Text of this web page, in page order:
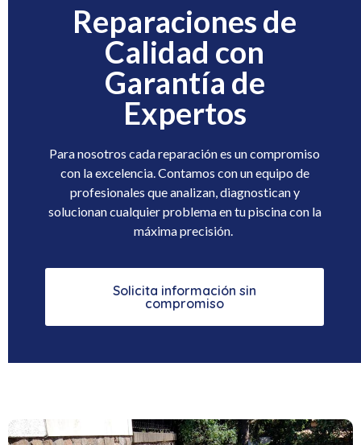
Reparaciones de
Calidad con
Garantía de
Expertos
Para nosotros cada reparación es un compromiso
con la excelencia. Contamos con un equipo de
profesionales que analizan, diagnostican y
solucionan cualquier problema en tu piscina con la
máxima precisión.
Solicita información sin
compromiso